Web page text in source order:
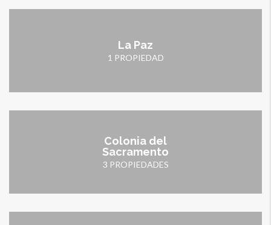
La Paz
1 PROPIEDAD
Colonia del
Sacramento
3 PROPIEDADES